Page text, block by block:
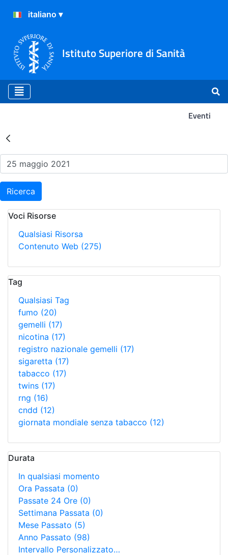
Istituto Superiore di Sanità
Eventi
Risultati della Ricerca -
Ricerca
Voci Risorse
Qualsiasi Risorsa
Contenuto Web (275)
Tag
Qualsiasi Tag
fumo (20)
gemelli (17)
nicotina (17)
registro nazionale gemelli (17)
sigaretta (17)
tabacco (17)
twins (17)
rng (16)
cndd (12)
giornata mondiale senza tabacco (12)
Durata
In qualsiasi momento
Ora Passata (0)
Passate 24 Ore (0)
Settimana Passata (0)
Mese Passato (5)
Anno Passato (98)
Intervallo Personalizzato…